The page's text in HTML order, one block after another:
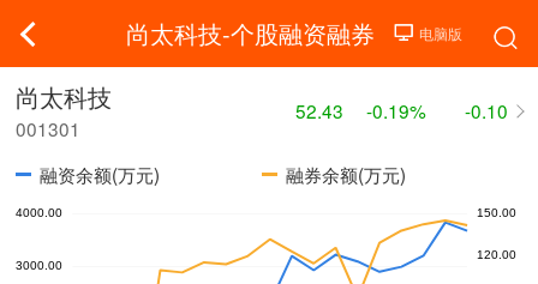
尚太科技-个股融资融券
尚太科技
001301
52.43 -0.19% -0.10
融资余额(万元) 融券余额(万元)